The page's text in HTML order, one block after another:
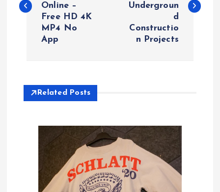
s
a
v
Online –
Free HD 4K
MP4 No
App
Undergroun
d
Constructio
n Projects
Related Posts